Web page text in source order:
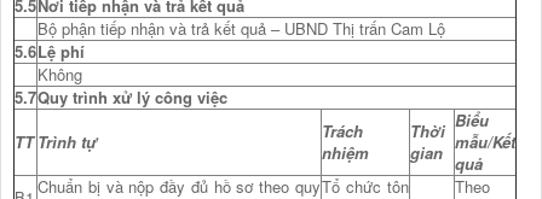
5.5Nơi tiếp nhận và trả kết quả
Bộ phận tiếp nhận và trả kết quả – UBND Thị trấn Cam Lộ
5.6Lệ phí
Không
5.7Quy trình xử lý công việc
TT Trình tự
Trách
nhiệm
Thời
gian
Biểu
mẫu/Kết
quả
Chuẩn bị và nộp đầy đủ hồ sơ theo quyTổ chức tôn
Theo